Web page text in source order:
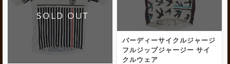
バーディーサイクルジャージ
フルジップジャージー サイ
クルウェア
SOLD OUT